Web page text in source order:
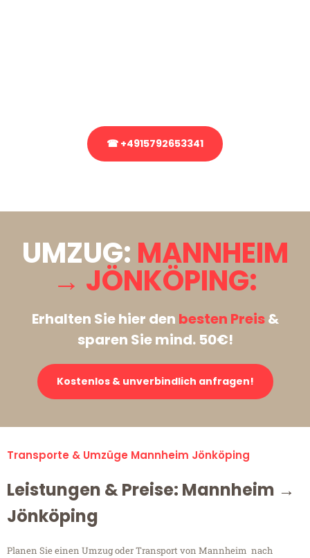
☎ +4915792653341
UMZUG: MANNHEIM
→ JÖNKÖPING:
Erhalten Sie hier den besten Preis&
sparen Sie mind. 50€!
Kostenlos & unverbindlich anfragen!
Transporte & Umzüge Mannheim Jönköping
Leistungen & Preise: Mannheim →
Jönköping
Planen Sie einen Umzug oder Transport von Mannheim nach